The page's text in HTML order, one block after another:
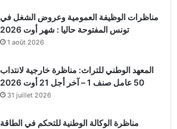
مناظرات الوظيفة العمومية وعروض الشغل في
تونس المفتوحة حاليا : شهر أوت 2026
1 août 2026
المعهد الوطني للتراث: مناظرة خارجية لانتداب
50 عامل صنف 1 – آخر أجل 21 أوت 2026
31 juillet 2026
مناظرة الوكالة الوطنية للتحكم في الطاقة